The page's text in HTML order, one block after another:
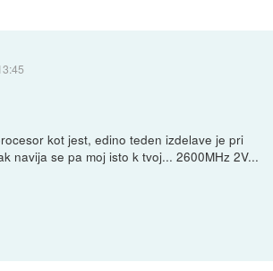
kot jest, edino teden izdelave je pri
navija se pa moj isto k tvoj... 2600MHz 2V...